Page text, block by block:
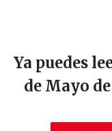
Ya puedes
de Mayo